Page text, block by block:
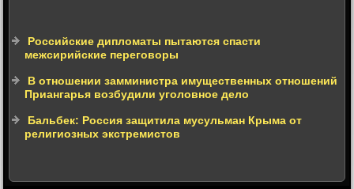
Российские дипломаты пытаются спасти
межсирийские переговоры
В отношении замминистра имущественных отношений
Приангарья возбудили уголовное дело
Бальбек: Россия защитила мусульман Крыма от
религиозных экстремистов